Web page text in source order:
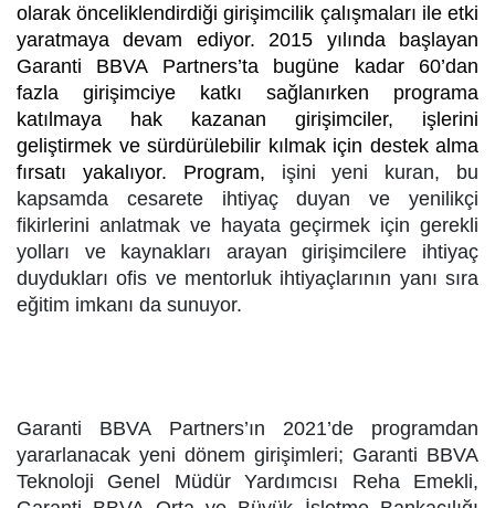
olarak önceliklendirdiği girişimcilik çalışmaları ile etki
yaratmaya devam ediyor. 2015 yılında başlayan
Garanti BBVA Partners’ta bugüne kadar 60’dan
fazla girişimciye katkı sağlanırken programa
katılmaya hak kazanan girişimciler, işlerini
geliştirmek ve sürdürülebilir kılmak için destek alma
fırsatı yakalıyor. Program, işini yeni kuran, bu
kapsamda cesarete ihtiyaç duyan ve yenilikçi
fikirlerini anlatmak ve hayata geçirmek için gerekli
yolları ve kaynakları arayan girişimcilere ihtiyaç
duydukları ofis ve mentorluk ihtiyaçlarının yanı sıra
eğitim imkanı da sunuyor.
Garanti BBVA Partners’ın 2021’de programdan
yararlanacak yeni dönem girişimleri; Garanti BBVA
Teknoloji Genel Müdür Yardımcısı Reha Emekli,